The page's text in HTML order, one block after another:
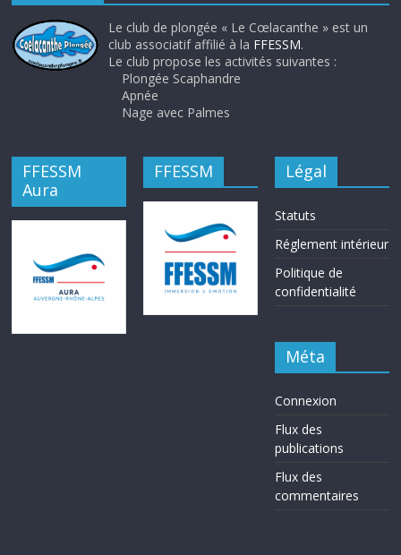
Le club de plongée « Le Cœlacanthe » est un
club associatif affilié à la FFESSM.
Le club propose les activités suivantes :
Plongée Scaphandre
Apnée
Nage avec Palmes
FFESSM
Aura
FFESSM Légal
Statuts
Réglement intérieur
Politique de
confidentialité
Méta
Connexion
Flux des
publications
Flux des
commentaires